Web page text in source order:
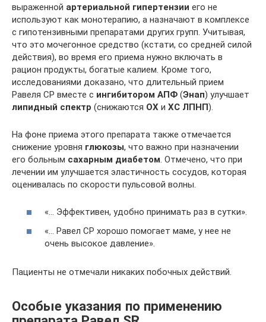
выраженной артериальной гипертензии его не
используют как монотерапию, а назначают в комплексе
с гипотензивными препаратами других групп. Учитывая,
что это мочегонное средство (кстати, со средней силой
действия), во время его приема нужно включать в
рацион продукты, богатые калием. Кроме того,
исследованиями доказано, что длительный прием
Равеля СР вместе с ингибитором АПФ (Энап) улучшает
липидный спектр (снижаются ОХ и ХС ЛПНП).
На фоне приема этого препарата также отмечается
снижение уровня глюкозы, что важно при назначении
его больным сахарным диабетом. Отмечено, что при
лечении им улучшается эластичность сосудов, которая
оценивалась по скорости пульсовой волны.
«… Эффективен, удобно принимать раз в сутки».
«… Равел СР хорошо помогает маме, у нее не
очень высокое давление».
Пациенты не отмечали никаких побочных действий.
Особые указания по применению